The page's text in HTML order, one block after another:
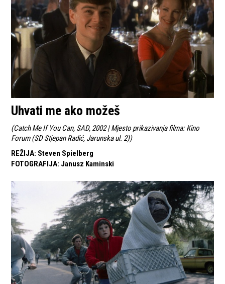
Uhvati me ako možeš
(Catch Me If You Can, SAD, 2002 | Mjesto prikazivanja filma: Kino
Forum (SD Stjepan Radić, Jarunska ul. 2))
REŽIJA: Steven Spielberg
FOTOGRAFIJA: Janusz Kaminski